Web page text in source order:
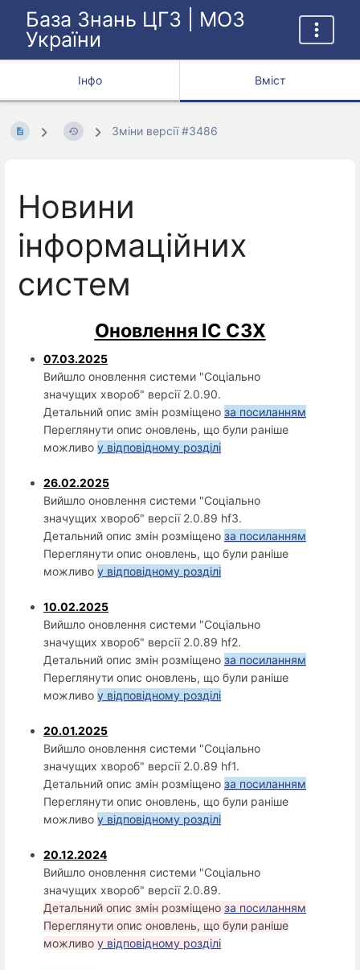
База Знань ЦГЗ | МОЗ
України
Інфо Вміст
Зміни версії #3486
Новини
інформаційних
систем
Оновлення ІС СЗХ
07.03.2025
Вийшло оновлення системи "Соціально
значущих хвороб" версії 2.0.90.
Детальний опис змін розміщено за посиланням
Переглянути опис оновлень, що були раніше
можливо у відповідному розділі
26.02.2025
Вийшло оновлення системи "Соціально
значущих хвороб" версії 2.0.89 hf3.
Детальний опис змін розміщено за посиланням
Переглянути опис оновлень, що були раніше
можливо у відповідному розділі
10.02.2025
Вийшло оновлення системи "Соціально
значущих хвороб" версії 2.0.89 hf2.
Детальний опис змін розміщено за посиланням
Переглянути опис оновлень, що були раніше
можливо у відповідному розділі
20.01.2025
Вийшло оновлення системи "Соціально
значущих хвороб" версії 2.0.89 hf1.
Детальний опис змін розміщено за посиланням
Переглянути опис оновлень, що були раніше
можливо у відповідному розділі
20.12.2024
Вийшло оновлення системи "Соціально
значущих хвороб" версії 2.0.89.
Детальний опис змін розміщено за посиланням
Переглянути опис оновлень, що були раніше
можливо у відповідному розділі